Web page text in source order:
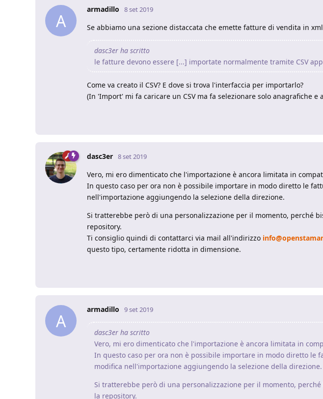
A
armadillo 8 set 2019
Se abbiamo una sezione distaccata che emette fatture di vendita in
dasc3er ha scritto
le fatture devono essere [...] importate normalmente tramite CSV
Come va creato il CSV? E dove si trova l'interfaccia per importarlo?
(In 'Import' mi fa caricare un CSV ma fa selezionare solo anagrafiche e
dasc3er 8 set 2019
Vero, mi ero dimenticato che l'importazione è ancora limitata in
In questo caso per ora non è possibile importare in modo diretto le
nell'importazione aggiungendo la selezione della direzione.
Si tratterebbe però di una personalizzazione per il momento, perché
repository.
Ti consiglio quindi di contattarci via mail all'indirizzo
questo tipo, certamente ridotta in dimensione.
A
armadillo 9 set 2019
dasc3er ha scritto
Vero, mi ero dimenticato che l'importazione è ancora limitata in
In questo caso per ora non è possibile importare in modo diretto le
modifica nell'importazione aggiungendo la selezione della direzione.
Si tratterebbe però di una personalizzazione per il momento,
la repository.